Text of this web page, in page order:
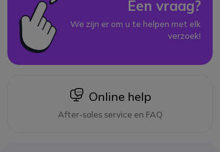
Een vraag?
We zijn er om u te helpen met elk
verzoek!
icon
Online help
After-sales service en FAQ